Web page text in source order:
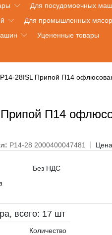
Для посудомоечных
Для промышленных
Уцененные товары
P14-28ISL Припой П14
Припой П14
P14-28 2000400047481
Без НДС
всего: 17 шт
Количество